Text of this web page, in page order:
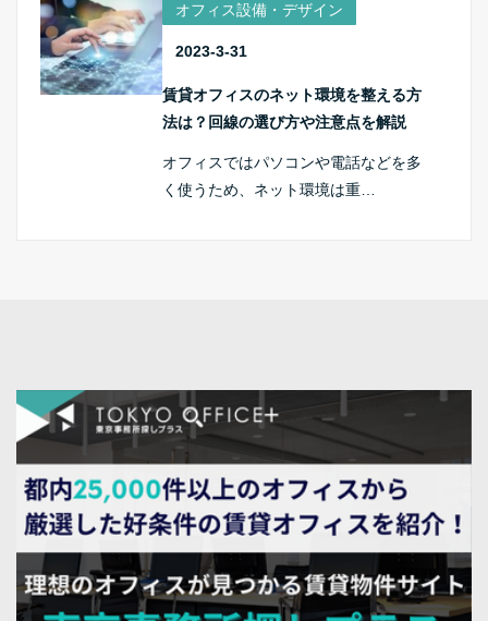
オフィス設備・デザイン
2023-3-31
賃貸オフィスのネット環境を整える方
法は？回線の選び方や注意点を解説
オフィスではパソコンや電話などを多
く使うため、ネット環境は重…